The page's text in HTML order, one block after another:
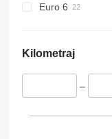
Euro 6
Kilometraj
–